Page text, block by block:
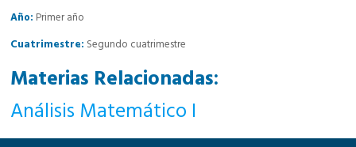
Año: Primer año
Cuatrimestre: Segundo cuatrimestre
Materias Relacionadas:
Análisis Matemático I